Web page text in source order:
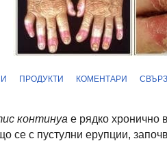
ПРОДУКТИ КОМЕНТАРИ
континуа е рядко хронично
се с пустулни ерупции,